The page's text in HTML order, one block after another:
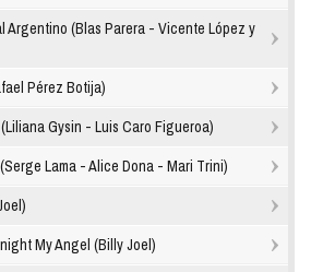
Argentino (Blas Parera - Vicente López y
Pérez Botija)
Gysin - Luis Caro Figueroa)
Lama - Alice Dona - Mari Trini)
My Angel (Billy Joel)